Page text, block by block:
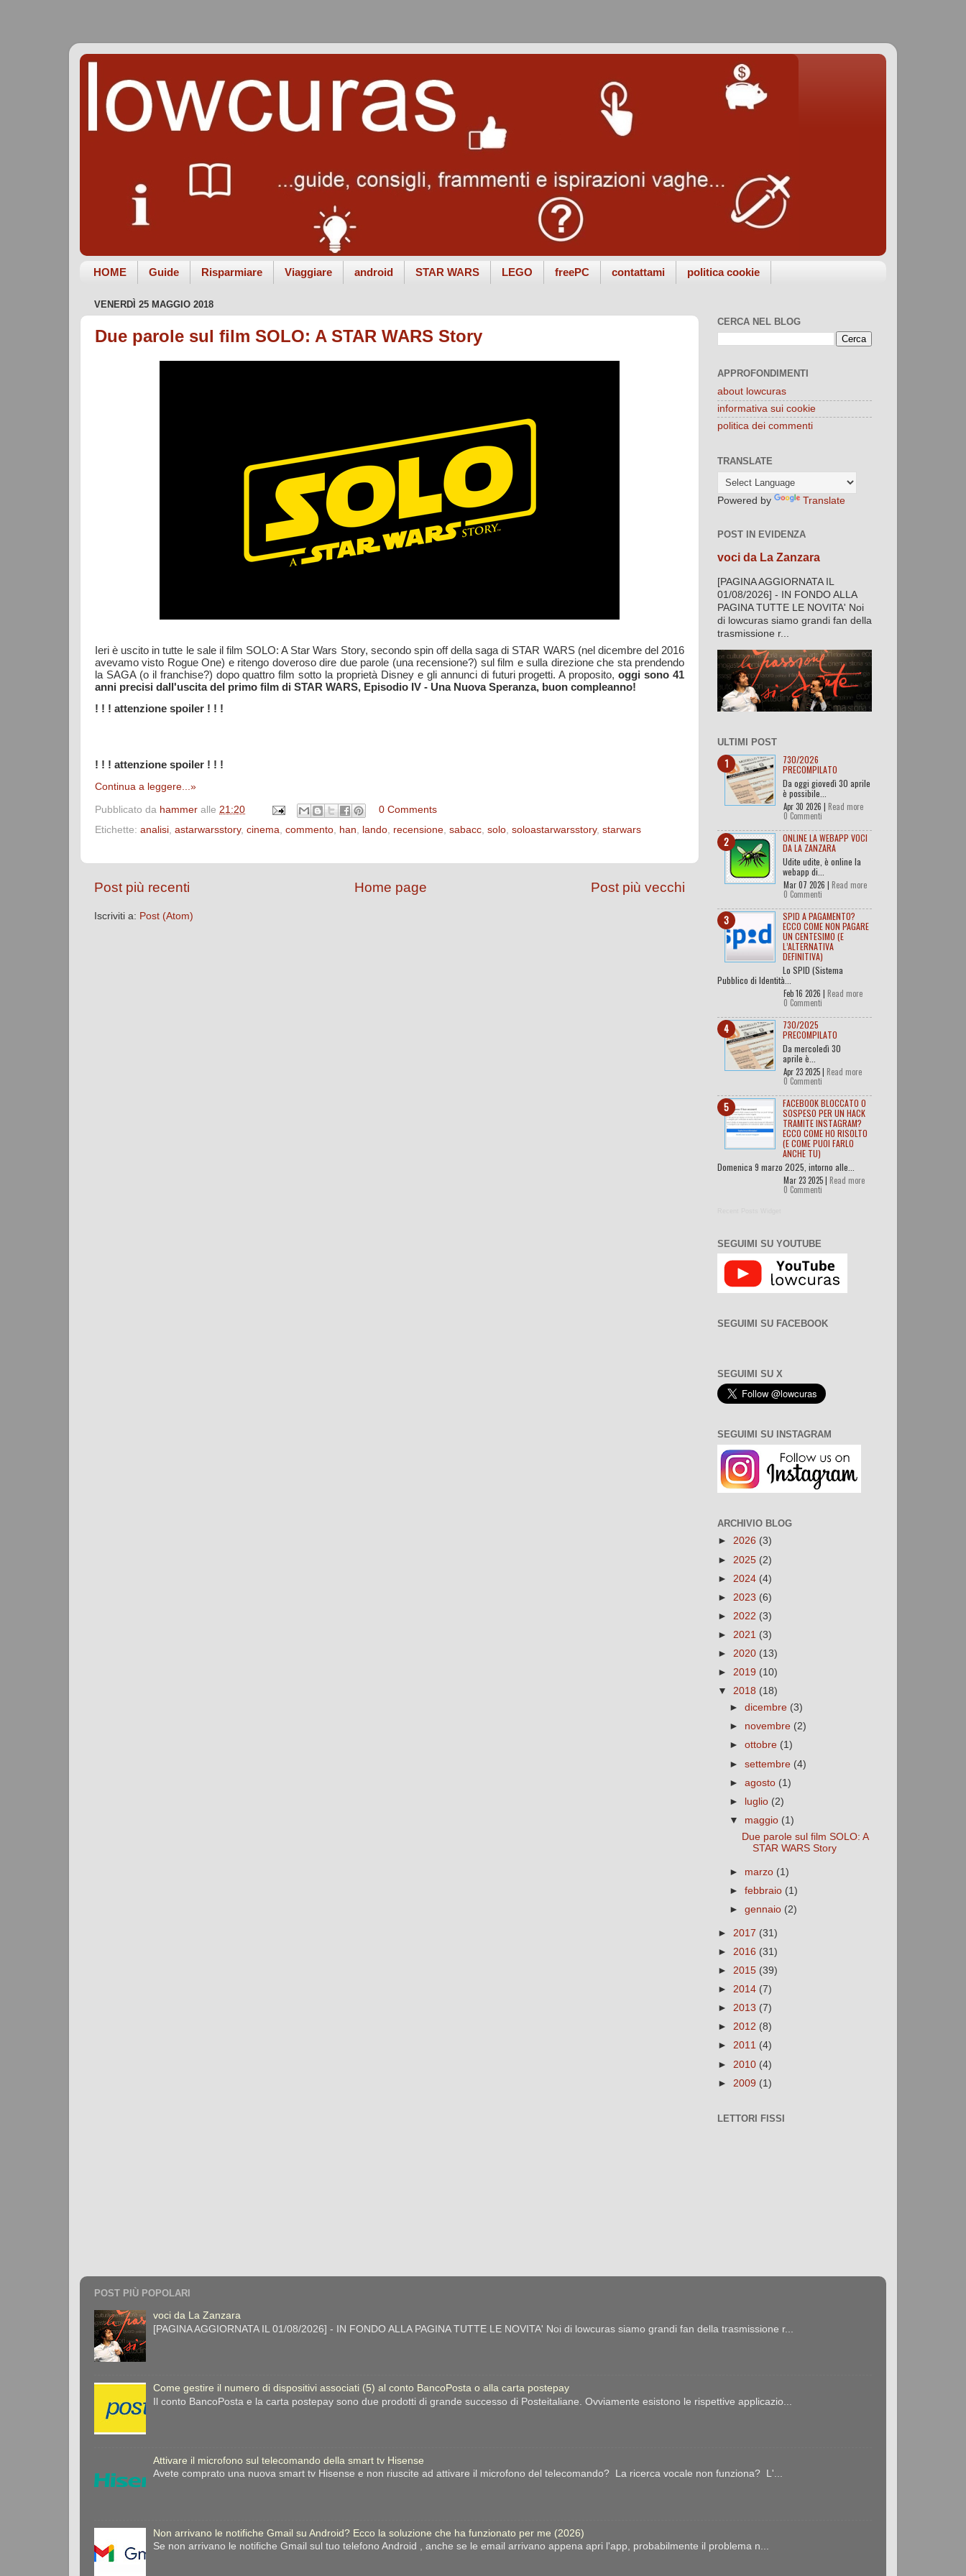
HOME Guide Risparmiare Viaggiare android STAR WARS LEGO freePC contattami politica cookie
VENERDÌ 25 MAGGIO 2018
Due parole sul film SOLO: A STAR WARS Story
Ieri è uscito in tutte le sale il film SOLO: A Star Wars Story, secondo spin off della saga di STAR WARS (nel dicembre del 2016
avevamo visto Rogue One) e ritengo doveroso dire due parole (una recensione?) sul film e sulla direzione che sta prendendo
la SAGA (o il franchise?) dopo quattro film sotto la proprietà Disney e gli annunci di futuri progetti. A proposito,oggi sono 41
anni precisi dall'uscita del primo film di STAR WARS, Episodio IV - Una Nuova Speranza, buon compleanno!
! ! ! attenzione spoiler ! ! !
! ! ! attenzione spoiler ! ! !
Continua a leggere...»
Pubblicato da hammer alle 21:20
0 Comments
Etichette: analisi astarwarsstory, cinema commento han lando recensione sabacc solo soloastarwarsstory, starwars
Post più recenti Post più vecchi
Home page
Iscriviti a: Post (Atom)
CERCA NEL BLOG
APPROFONDIMENTI
about lowcuras
informativa sui cookie
politica dei commenti
TRANSLATE
Powered by Translate
POST IN EVIDENZA
voci da La Zanzara
[PAGINA AGGIORNATA IL
01/08/2026] - IN FONDO ALLA
PAGINA TUTTE LE NOVITA' Noi
di lowcuras siamo grandi fan della
trasmissione r...
ULTIMI POST
730/2026
PRECOMPILATO
Da oggi giovedì 30 aprile
è possibile...
Apr 30 2026 | Read more
0 Commenti
ONLINE LA WEBAPP VOCI
DA LA ZANZARA
Udite udite, è online la
webapp di...
Mar 07 2026 | Read more
0 Commenti
SPID A PAGAMENTO?
ECCO COME NON PAGARE
UN CENTESIMO (E
L’ALTERNATIVA
DEFINITIVA)
Lo SPID (Sistema
Pubblico di Identità...
Feb 16 2026 | Read more
0 Commenti
730/2025
PRECOMPILATO
Da mercoledì 30
aprile è...
Apr 23 2025 | Read more
0 Commenti
FACEBOOK BLOCCATO O
SOSPESO PER UN HACK
TRAMITE INSTAGRAM?
ECCO COME HO RISOLTO
(E COME PUOI FARLO
ANCHE TU)
Domenica 9 marzo 2025, intorno alle...
Mar 23 2025 | Read more
0 Commenti
SEGUIMI SU YOUTUBE
SEGUIMI SU FACEBOOK
SEGUIMI SU X
SEGUIMI SU INSTAGRAM
ARCHIVIO BLOG
► 2026 (3)
► 2025 (2)
► 2024 (4)
► 2023 (6)
► 2022 (3)
► 2021 (3)
► 2020 (13)
► 2019 (10)
▼ 2018 (18)
►dicembre (3)
► novembre (2)
►ottobre (1)
►settembre (4)
►agosto (1)
►
luglio (2)
▼ maggio (1)
Due parole sul film SOLO: A
STAR WARS Story
► marzo (1)
►febbraio (1)
►gennaio (2)
► 2017 (31)
► 2016 (31)
► 2015 (39)
► 2014 (7)
► 2013 (7)
► 2012 (8)
► 2011 (4)
► 2010 (4)
► 2009 (1)
LETTORI FISSI
POST PIÙ POPOLARI
voci da La Zanzara
[PAGINA AGGIORNATA IL 01/08/2026] - IN FONDO ALLA PAGINA TUTTE LE NOVITA' Noi di lowcuras siamo grandi fan della trasmissione r...
Come gestire il numero di dispositivi associati (5) al conto BancoPosta o alla carta postepay
Il conto BancoPosta e la carta postepay sono due prodotti di grande successo di Posteitaliane. Ovviamente esistono le rispettive applicazio...
Attivare il microfono sul telecomando della smart tv Hisense
Avete comprato una nuova smart tv Hisense e non riuscite ad attivare il microfono del telecomando? La ricerca vocale non funziona? L'...
Non arrivano le notifiche Gmail su Android? Ecco la soluzione che ha funzionato per me (2026)
Se non arrivano le notifiche Gmail sul tuo telefono Android , anche se le email arrivano appena apri l'app, probabilmente il problema n...